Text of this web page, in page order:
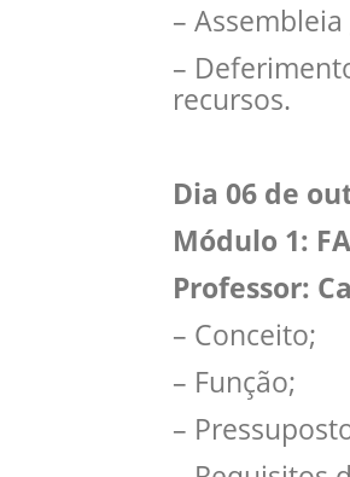
–
–
recursos.
Dia 06 de
Módulo 1:
Professor:
– Conceito;
– Função;
–